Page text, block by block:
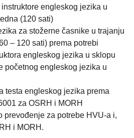
engleskog jezika u
(120 sati)
za stožerne časnike u trajanju
– 120 sati) prema potrebi
engleskog jezika u sklopu
početnog engleskog jezika u
testa engleskog jezika prema
za OSRH i MORH
prevođenje za potrebe HVU-a i,
i MORH.